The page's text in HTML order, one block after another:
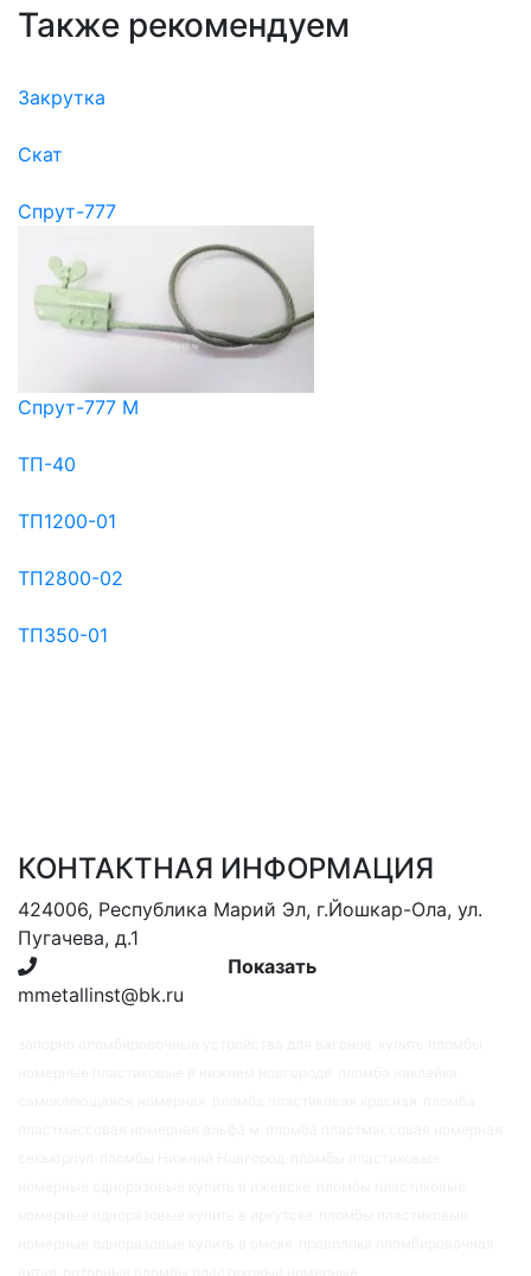
Также рекомендуем
Закрутка
Скат
Спрут-777
Спрут-777 М
ТП-40
ТП1200-01
ТП2800-02
ТП350-01
КОНТАКТНАЯ ИНФОРМАЦИЯ
424006, Республика Марий Эл, г.Йошкар-Ола, ул.
Пугачева, д.1
Показать
mmetallinst@bk.ru